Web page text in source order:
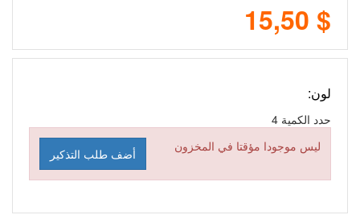
$ 15,50
لون:
حدد الكمية
ليس موجودا مؤقتا في المخزون
أضف طلب التذكير